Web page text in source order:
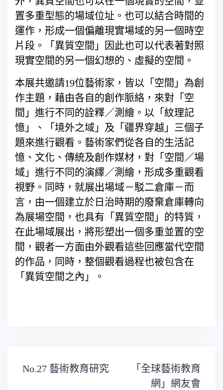
置多重型態的場域位址。也可以結合時間的
運作，形成一個偏離現實場域的另一個時空
片段。「異質空間」因此也可以代表著對照
現實空間的另一個幻想的、虛擬的空間。
本展共邀請19位藝術家，皆以「空間」為創
作主題，藉由各自的創作脈絡，來對「空
間」進行不同的詮釋／測繪。以「紋理記
憶」、「境外之域」及「疆界穿越」三個子
題來進行觀看。藝術家們從各自的生活記
憶、文化、傳統及創作媒材，對「空間／場
域」進行不同的演繹／測繪，形成多重觀看
視野。同時，就展出場域－駁二倉庫－而
言，由一個建立於日治時期的廢棄倉庫轉向
為展場空間，也具有「異質空間」的特質，
在此場域展出，將形塑出一個多重並置的空
間，觀者一方面由外觀看這些回應當代空間
的作品，同時，整個觀看過程也被包含在
「異質空間之內」。
文
章
No.27 藝術教育研究
「全球藝術教育
網」網友會